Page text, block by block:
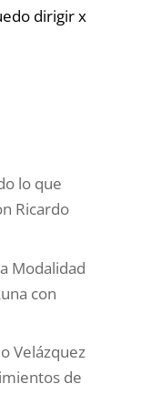
dirigir x
lo que
Ricardo
Modalidad
con
Velázquez
de